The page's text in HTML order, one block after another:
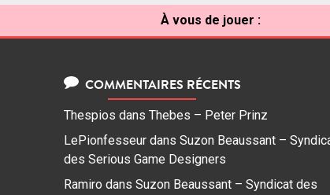
À vous de jouer :
COMMENTAIRES RÉCENTS
Thespios dans Thebes – Peter Prinz
LePionfesseur dans Suzon Beaussant –
des Serious Game Designers
Ramiro dans Suzon Beaussant – Syndicat des